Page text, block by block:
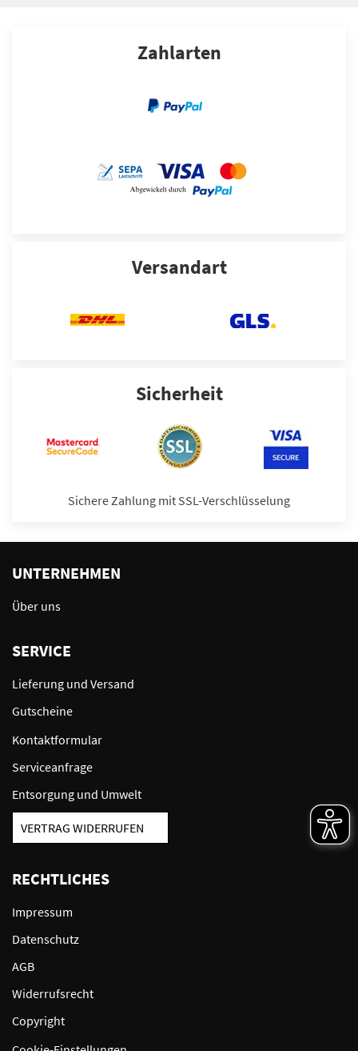
Zahlarten
Versandart
Sicherheit
Sichere Zahlung mit SSL-Verschlüsselung
UNTERNEHMEN
Über uns
SERVICE
Lieferung und Versand
Gutscheine
Kontaktformular
Serviceanfrage
Entsorgung und Umwelt
VERTRAG WIDERRUFEN
RECHTLICHES
Impressum
Datenschutz
AGB
Widerrufsrecht
Copyright